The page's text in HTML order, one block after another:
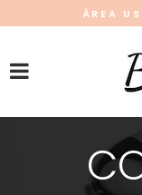
ÁREA